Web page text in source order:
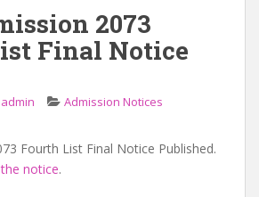
2073
Final Notice
admin Admission Notices
Fourth List Final Notice Published.
notice.